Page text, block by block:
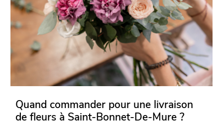
Quand commander pour une livraison
de fleurs à Saint-Bonnet-De-Mure ?